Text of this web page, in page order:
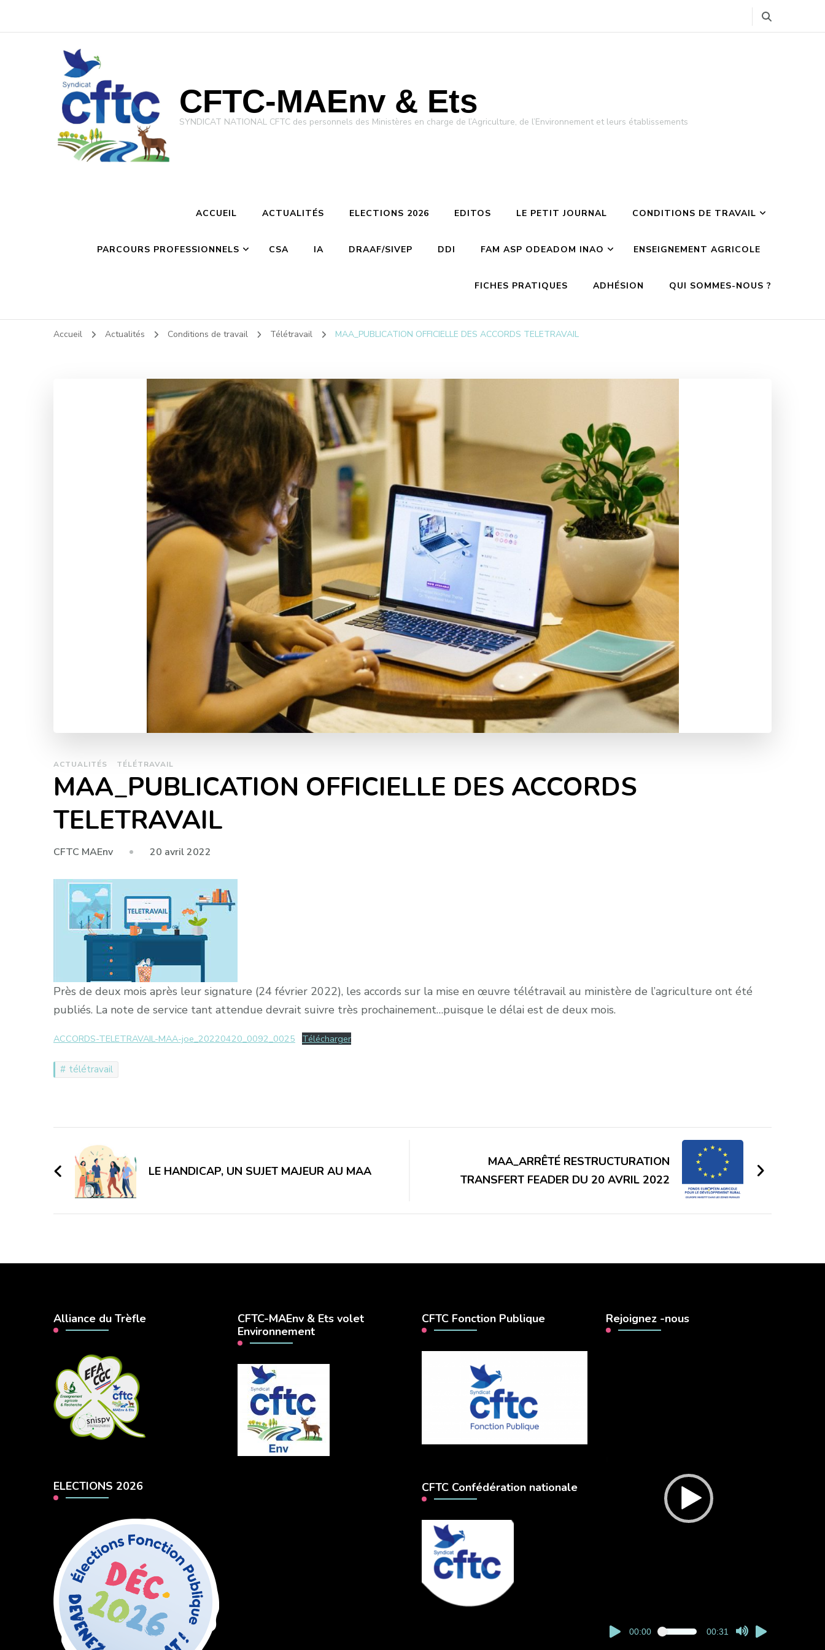
CFTC-MAEnv & Ets
SYNDICAT NATIONAL CFTC des personnels des Ministères en charge de l’Agriculture, de l’Environnement et leurs établissements
ACCUEIL ACTUALITÉS ELECTIONS 2026 EDITOS LE PETIT JOURNAL CONDITIONS DE TRAVAIL
PARCOURS PROFESSIONNELS CSA IA DRAAF/SIVEP DDI FAM ASP ODEADOM INAO ENSEIGNEMENT AGRICOLE
FICHES PRATIQUES ADHÉSION QUI SOMMES-NOUS ?
Accueil Actualités Conditions de travail Télétravail MAA_PUBLICATION OFFICIELLE DES ACCORDS TELETRAVAIL
ACTUALITÉS TÉLÉTRAVAIL
MAA_PUBLICATION OFFICIELLE DES ACCORDS
TELETRAVAIL
CFTC MAEnv 20 avril 2022
Près de deux mois après leur signature (24 février 2022), les accords sur la mise en œuvre télétravail au ministère de l’agriculture ont été
publiés. La note de service tant attendue devrait suivre très prochainement…puisque le délai est de deux mois.
ACCORDS-TELETRAVAIL-MAA-joe_20220420_0092_0025 Télécharger
télétravail
Navigation
d'article
LE HANDICAP, UN SUJET MAJEUR AU MAA
MAA_ARRÊTÉ RESTRUCTURATION
TRANSFERT FEADER DU 20 AVRIL 2022
Alliance du Trèfle
ELECTIONS 2026
CFTC-MAEnv & Ets volet
Environnement
CFTC Fonction Publique
CFTC Confédération nationale
Rejoignez -nous
00:00 00:31